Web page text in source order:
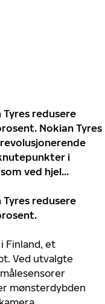
Tyres redusere
Nokian Tyres
i
ved hjel...
Tyres redusere
Finland, et
Ved utvalgte
mønsterdybden